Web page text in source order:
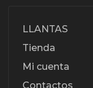
LLANTAS
Tienda
Mi cuenta
Contactos